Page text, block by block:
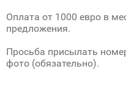
Оплата от 1000 евро в
предложения.
Просьба присылать
фото (обязательно).